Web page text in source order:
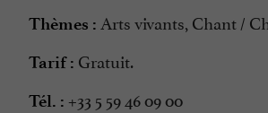
Thèmes : Arts vivants, Chant /
Tarif : Gratuit.
Tél. : +33 5 59 46 09 00